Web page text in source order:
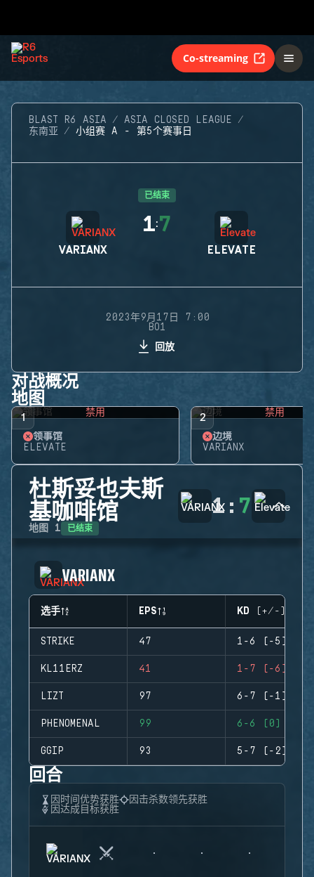
Co-streaming
BLAST R6 ASIA
ASIA CLOSED LEAGUE
东南亚
小组赛 A - 第5个赛事日
已结束
VARIANX
1:7
ELEVATE
2023年9月17日 7:00
BO1
回放
对战概况
地图
1 禁用
领事馆
ELEVATE
2 禁用
边境
VARIANX
杜斯妥也夫斯
基咖啡馆
地图 1 已结束
1: 7
VARIANX
选手 EPS KD (+/-)
STRIKE 47 1-6 (-5)
KL11ERZ 41 1-7 (-6)
LIZT 97 6-7 (-1)
PHENOMENAL 99 6-6 (0)
GGIP 93 5-7 (-2)
回合
因时间优势获胜
因击杀数领先获胜
因达成目标获胜